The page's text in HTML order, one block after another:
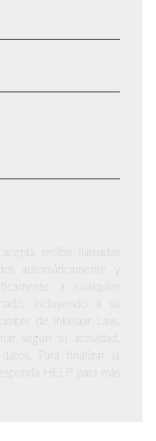
recibir llamadas
automáticamente y
a cualquier
incluyendo a su
de Inkelaar Law.
según su actividad.
Para finalizar la
HELP para más